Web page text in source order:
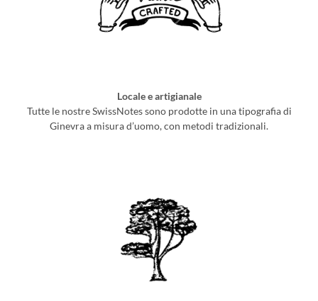
Locale e artigianale
Tutte le nostre SwissNotes sono prodotte in una tipografia di
Ginevra a misura d’uomo, con metodi tradizionali.